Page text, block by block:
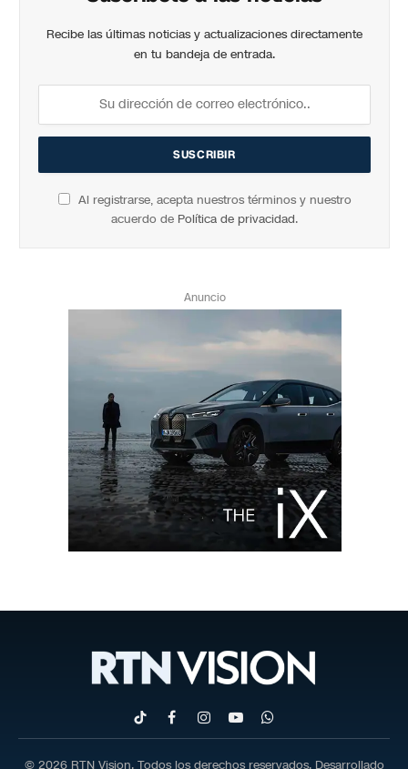
Recibe las últimas noticias y actualizaciones directamente
en tu bandeja de entrada.
Al registrarse, acepta nuestros términos y nuestro
acuerdo de Política de privacidad.
Anuncio
TikTokFacebookInstagram
YouTubeWhatsApp
© 2026 RTN Vision. Todos los derechos reservados. Desarrollado